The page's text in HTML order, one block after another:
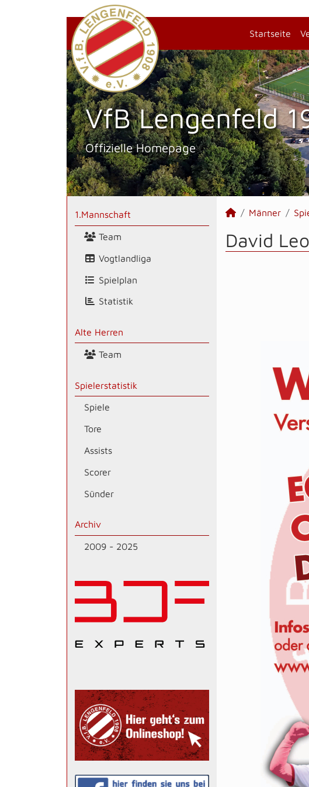
Startseite
VfB Lengenfeld
Offizielle Homepage
1.Mannschaft
Team
Vogtlandliga
Spielplan
Statistik
Alte Herren
Team
Spielerstatistik
Spiele
Tore
Assists
Scorer
Sünder
Archiv
2009 - 2025
Männer
David